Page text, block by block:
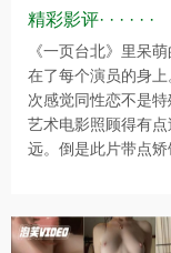
精彩影评· · · · · ·
《一页台北》里呆
在了每个演员的身
次感觉同性恋不是
艺术电影照顾得有
远。倒是此片带点